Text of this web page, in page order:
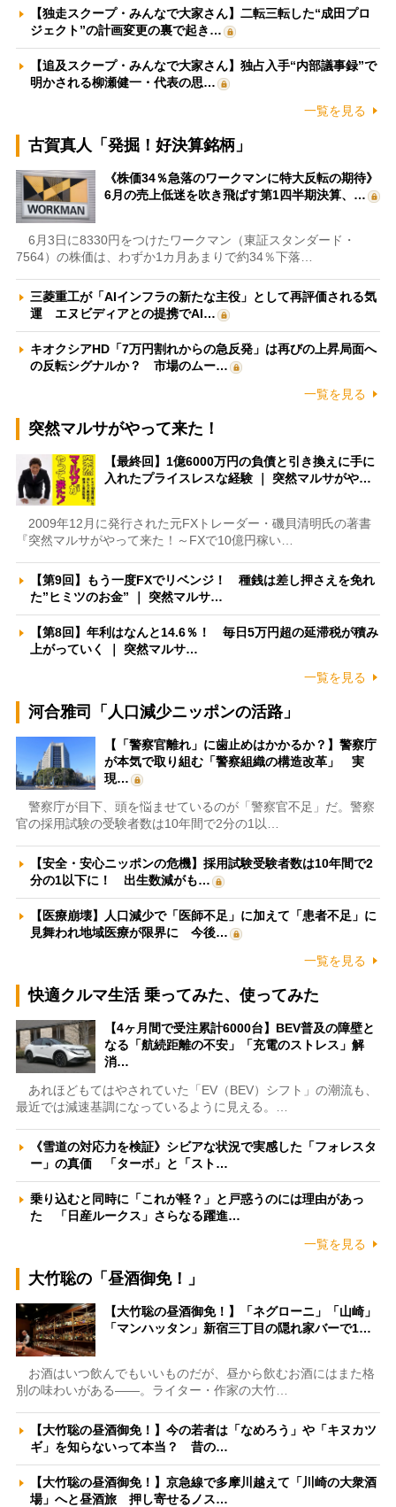
【独走スクープ・みんなで大家さん】二転三転した“成田プロ
ジェクト”の計画変更の裏で起き…
【追及スクープ・みんなで大家さん】独占入手“内部議事録”で
明かされる柳瀬健一・代表の思…
一覧を見る
古賀真人「発掘！好決算銘柄」
《株価34％急落のワークマンに特大反転の期待》
6月の売上低迷を吹き飛ばす第1四半期決算、…
6月3日に8330円をつけたワークマン（東証スタンダード・
7564）の株価は、わずか1カ月あまりで約34％下落…
三菱重工が「AIインフラの新たな主役」として再評価される気
運 エヌビディアとの提携でAI…
キオクシアHD「7万円割れからの急反発」は再びの上昇局面へ
の反転シグナルか？ 市場のムー…
一覧を見る
突然マルサがやって来た！
【最終回】1億6000万円の負債と引き換えに手に
入れたプライスレスな経験 ｜ 突然マルサがや…
2009年12月に発行された元FXトレーダー・磯貝清明氏の著書
『突然マルサがやって来た！～FXで10億円稼い…
【第9回】もう一度FXでリベンジ！ 種銭は差し押さえを免れ
た”ヒミツのお金” ｜ 突然マルサ…
【第8回】年利はなんと14.6％！ 毎日5万円超の延滞税が積み
上がっていく ｜ 突然マルサ…
一覧を見る
河合雅司「人口減少ニッポンの活路」
【「警察官離れ」に歯止めはかかるか？】警察庁
が本気で取り組む「警察組織の構造改革」 実
現…
警察庁が目下、頭を悩ませているのが「警察官不足」だ。警察
官の採用試験の受験者数は10年間で2分の1以…
【安全・安心ニッポンの危機】採用試験受験者数は10年間で2
分の1以下に！ 出生数減がも…
【医療崩壊】人口減少で「医師不足」に加えて「患者不足」に
見舞われ地域医療が限界に 今後…
一覧を見る
快適クルマ生活 乗ってみた、使ってみた
【4ヶ月間で受注累計6000台】BEV普及の障壁と
なる「航続距離の不安」「充電のストレス」解
消…
あれほどもてはやされていた「EV（BEV）シフト」の潮流も、
最近では減速基調になっているように見える。…
《雪道の対応力を検証》シビアな状況で実感した「フォレスタ
ー」の真価 「ターボ」と「スト…
乗り込むと同時に「これが軽？」と戸惑うのには理由があっ
た 「日産ルークス」さらなる躍進…
一覧を見る
大竹聡の「昼酒御免！」
【大竹聡の昼酒御免！】「ネグローニ」「山崎」
「マンハッタン」新宿三丁目の隠れ家バーで1…
お酒はいつ飲んでもいいものだが、昼から飲むお酒にはまた格
別の味わいがある――。ライター・作家の大竹…
【大竹聡の昼酒御免！】今の若者は「なめろう」や「キヌカツ
ギ」を知らないって本当？ 昔の…
【大竹聡の昼酒御免！】京急線で多摩川越えて「川崎の大衆酒
場」へと昼酒旅 押し寄せるノス…